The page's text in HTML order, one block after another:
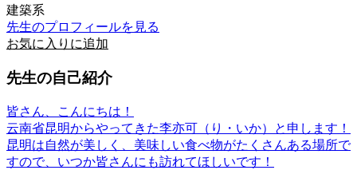
建築系
先生のプロフィールを見る
お気に入りに追加
先生の自己紹介
皆さん、こんにちは！
云南省昆明からやってきた李亦可（り・いか）と申します！
昆明は自然が美しく、美味しい食べ物がたくさんある場所で
すので、いつか皆さんにも訪れてほしいです！